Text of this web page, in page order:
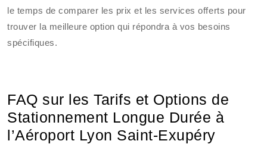
le temps de comparer les prix et les services offerts pour
trouver la meilleure option qui répondra à vos besoins
spécifiques.
FAQ sur les Tarifs et Options de
Stationnement Longue Durée à
l’Aéroport Lyon Saint-Exupéry